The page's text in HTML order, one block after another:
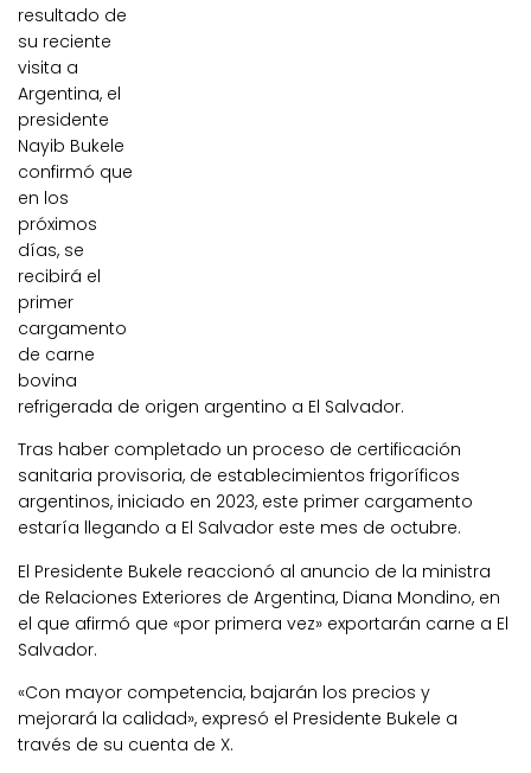
resultado de
su reciente
visita a
Argentina, el
presidente
Nayib Bukele
confirmó que
en los
próximos
días, se
recibirá el
primer
cargamento
de carne
bovina
refrigerada de origen argentino a El Salvador.
Tras haber completado un proceso de certificación
sanitaria provisoria, de establecimientos frigoríficos
argentinos, iniciado en 2023, este primer cargamento
estaría llegando a El Salvador este mes de octubre.
El Presidente Bukele reaccionó al anuncio de la ministra
de Relaciones Exteriores de Argentina, Diana Mondino, en
el que afirmó que «por primera vez» exportarán carne a El
Salvador.
«Con mayor competencia, bajarán los precios y
mejorará la calidad», expresó el Presidente Bukele a
través de su cuenta de X.